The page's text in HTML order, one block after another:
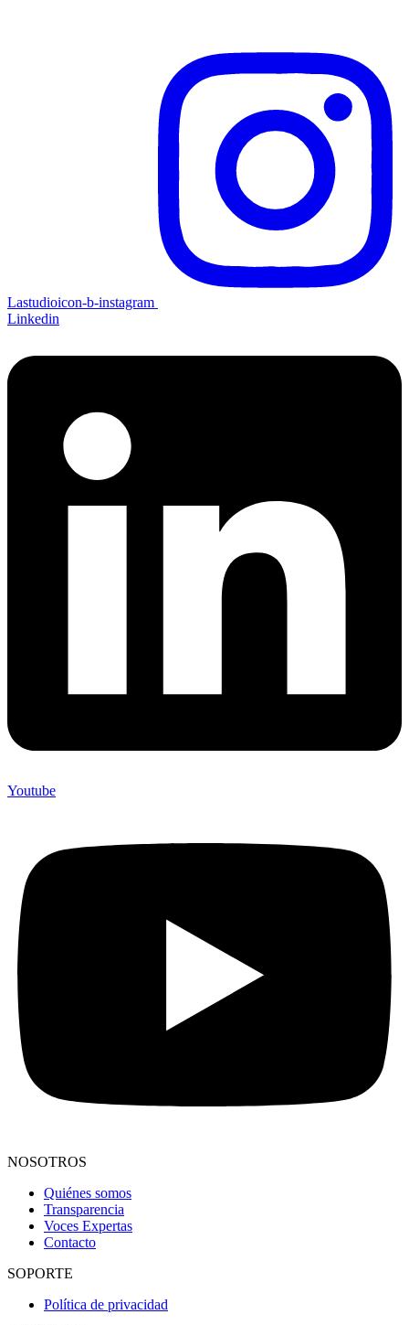
Lastudioicon-b-instagram
Linkedin
Youtube
NOSOTROS
Quiénes somos
Transparencia
Voces Expertas
Contacto
SOPORTE
Política de privacidad